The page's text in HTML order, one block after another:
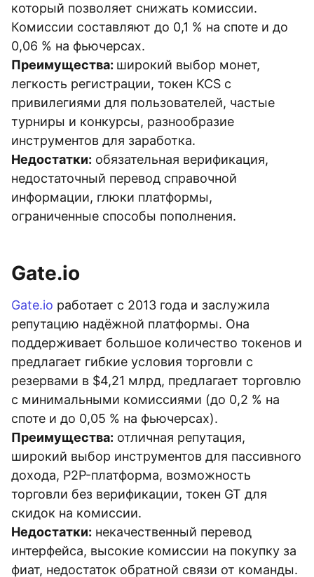
который позволяет снижать комиссии.
Комиссии составляют до 0,1 % на споте и до
0,06 % на фьючерсах.
Преимущества: широкий выбор монет,
легкость регистрации, токен KCS с
привилегиями для пользователей, частые
турниры и конкурсы, разнообразие
инструментов для заработка.
Недостатки: обязательная верификация,
недостаточный перевод справочной
информации, глюки платформы,
ограниченные способы пополнения.
Gate.io
Gate.io работает с 2013 года и заслужила
репутацию надёжной платформы. Она
поддерживает большое количество токенов и
предлагает гибкие условия торговли с
резервами в $4,21 млрд, предлагает торговлю
с минимальными комиссиями (до 0,2 % на
споте и до 0,05 % на фьючерсах).
Преимущества: отличная репутация,
широкий выбор инструментов для пассивного
дохода, P2P-платформа, возможность
торговли без верификации, токен GT для
скидок на комиссии.
Недостатки: некачественный перевод
интерфейса, высокие комиссии на покупку за
фиат, недостаток обратной связи от команды.